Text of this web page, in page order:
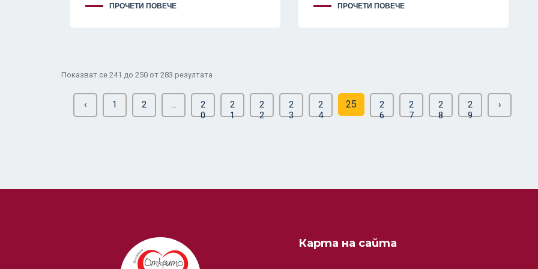
ПРОЧЕТИ ПОВЕЧЕ ПРОЧЕТИ ПОВЕЧЕ
Показват се 241 до 250 от 283 резултата
‹ 1 2 ...
2
0
2
1
2
2
2
3
2
4
25
2
6
2
7
2
8
2
9
›
Карта на сайта